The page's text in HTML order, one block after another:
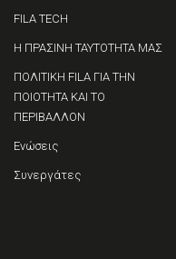
FILA TECH
Η ΠΡΑΣΙΝΗ ΤΑΥΤΟΤΗΤΑ ΜΑΣ
ΠΟΛΙΤΙΚΗ FILA ΓΙΑ ΤΗΝ
ΠΟΙΟΤΗΤΑ ΚΑΙ ΤΟ
ΠΕΡΙΒΑΛΛΟΝ
Ενώσεις
Συνεργάτες